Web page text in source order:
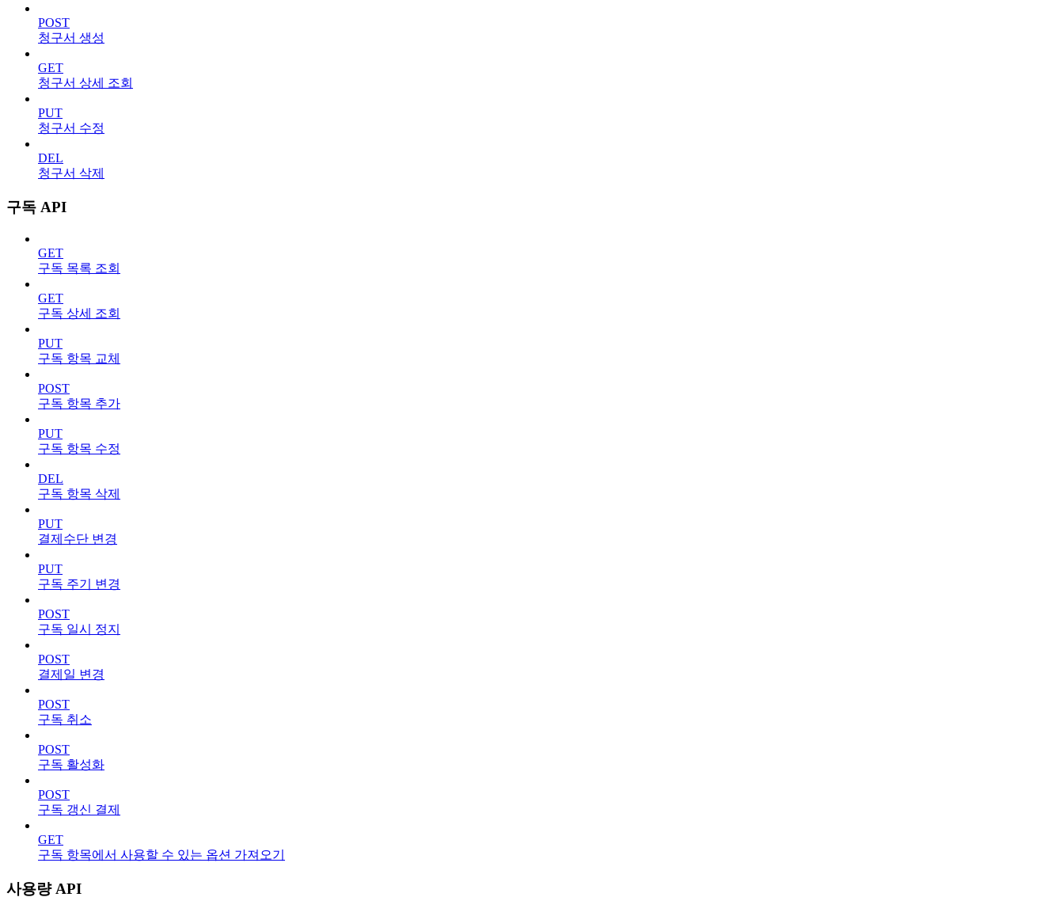
POST
청구서 생성
GET
청구서 상세 조회
PUT
청구서 수정
DEL
청구서 삭제
구독 API
GET
구독 목록 조회
GET
구독 상세 조회
PUT
구독 항목 교체
POST
구독 항목 추가
PUT
구독 항목 수정
DEL
구독 항목 삭제
PUT
결제수단 변경
PUT
구독 주기 변경
POST
구독 일시 정지
POST
결제일 변경
POST
구독 취소
POST
구독 활성화
POST
구독 갱신 결제
GET
구독 항목에서 사용할 수 있는 옵션 가져오기
사용량 API